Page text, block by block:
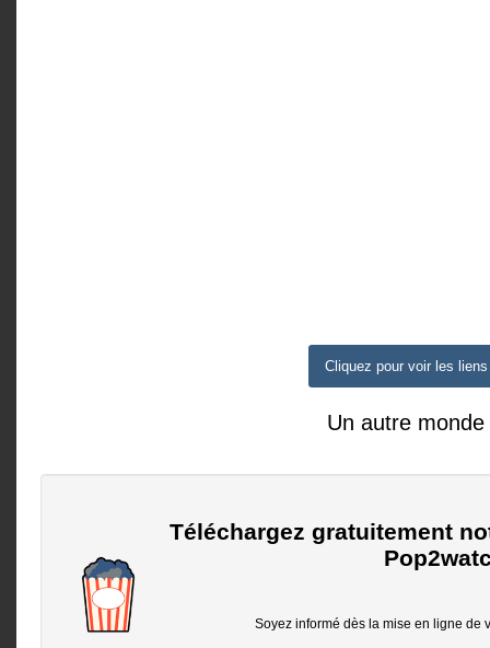
Cliquez pour voir les liens
Un autre monde
Téléchargez gratuitement
Soyez informé dès la mise en ligne de